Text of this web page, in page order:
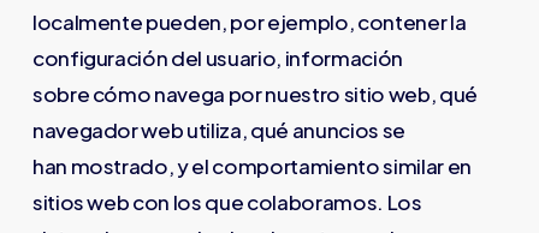
localmente pueden, por ejemplo, contener la
configuración del usuario, información
sobre cómo navega por nuestro sitio web, qué
navegador web utiliza, qué anuncios se
han mostrado, y el comportamiento similar en
sitios web con los que colaboramos. Los